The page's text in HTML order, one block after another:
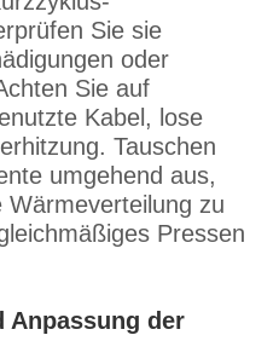
Sie sie
oder
Sie auf
Kabel, lose
Tauschen
umgehend aus,
Wärmeverteilung zu
Pressen
Anpassung der